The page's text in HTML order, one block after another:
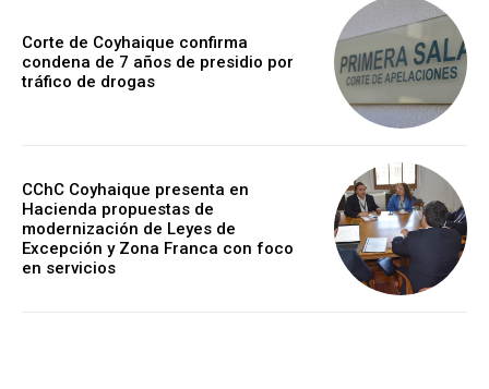
Corte de Coyhaique confirma
condena de 7 años de presidio por
tráfico de drogas
CChC Coyhaique presenta en
Hacienda propuestas de
modernización de Leyes de
Excepción y Zona Franca con foco
en servicios